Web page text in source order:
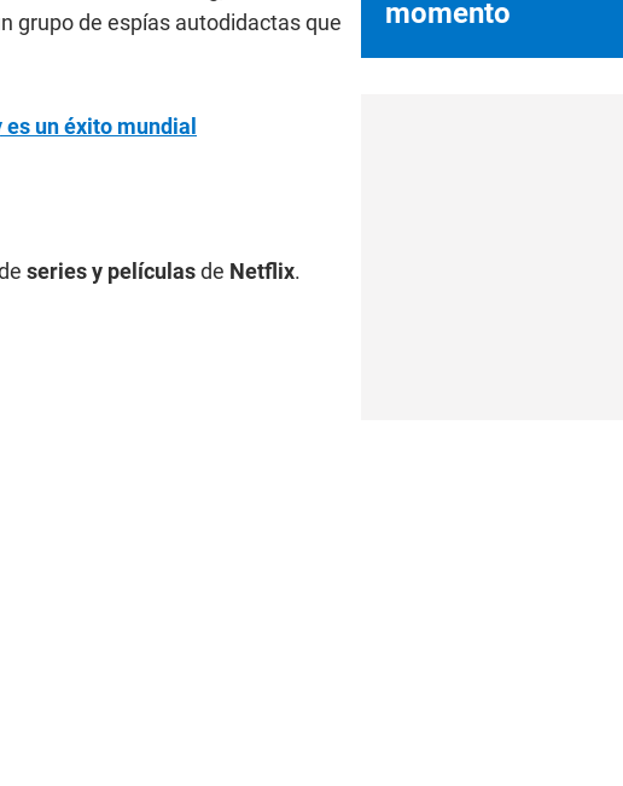
grupo de espías autodidactas que
un éxito mundial
series y películasde Netflix.
momento